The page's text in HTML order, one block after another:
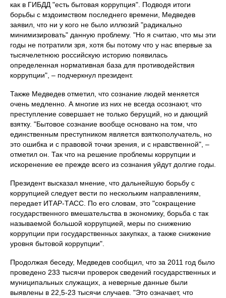
как в ГИБДД "есть бытовая коррупция". Подводя итоги
борьбы с мздоимством последнего времени, Медведев
заявил, что ни у кого не было иллюзий "радикально
минимизировать" данную проблему. "Но я считаю, что мы эти
годы не потратили зря, хотя бы потому что у нас впервые за
тысячелетнюю российскую историю появилась
определенная нормативная база для противодействия
коррупции", – подчеркнул президент.
Также Медведев отметил, что сознание людей меняется
очень медленно. А многие из них не всегда осознают, что
преступление совершает не только берущий, но и дающий
взятку. "Бытовое сознание вообще основано на том, что
единственным преступником является взяткополучатель, но
это ошибка и с правовой точки зрения, и с нравственной", –
отметил он. Так что на решение проблемы коррупции и
искоренение ее прежде всего из сознания уйдут долгие годы.
Президент высказал мнение, что дальнейшую борьбу с
коррупцией следует вести по нескольким направлениям,
передает ИТАР-ТАСС. По его словам, это "сокращение
государственного вмешательства в экономику, борьба с так
называемой большой коррупцией, меры по снижению
коррупции при государственных закупках, а также снижение
уровня бытовой коррупции".
Продолжая беседу, Медведев сообщил, что за 2011 год было
проведено 233 тысячи проверок сведений государственных и
муниципальных служащих, а неверные данные были
выявлены в 22,5-23 тысячи случаев. "Это означает, что